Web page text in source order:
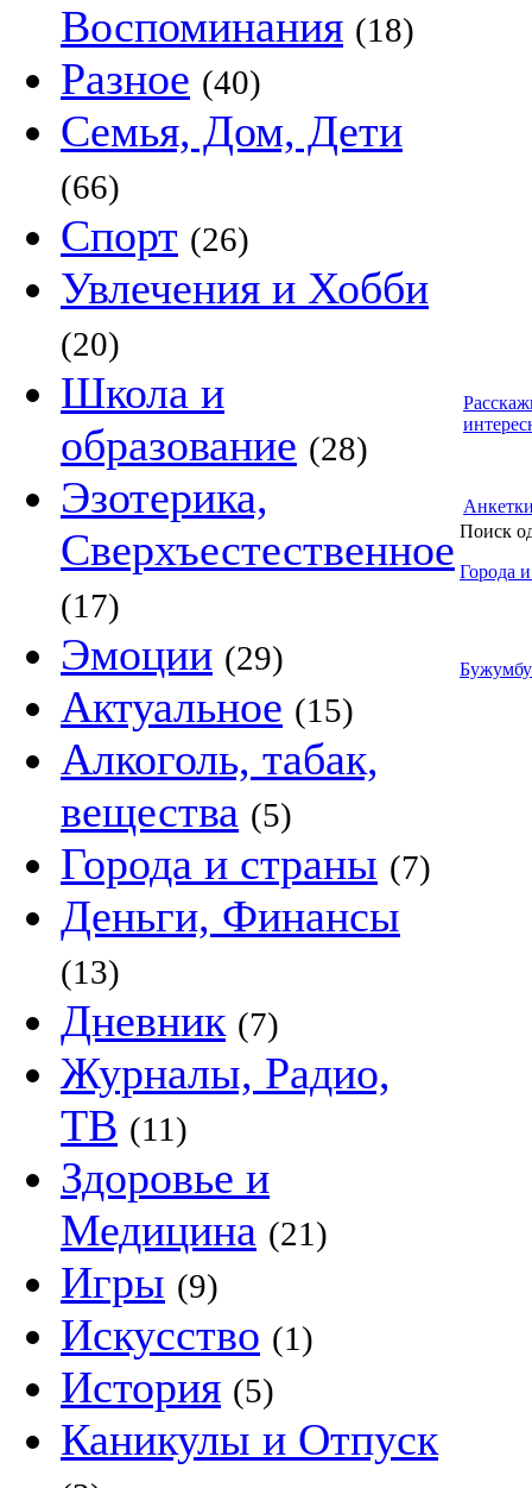
Воспоминания (18)
Разное (40)
Семья, Дом, Дети
(66)
Спорт (26)
Увлечения и Хобби
(20)
Школа и
образование (28)
Эзотерика,
Сверхъестественное
(17)
Эмоции (29)
Актуальное (15)
Алкоголь, табак,
вещества (5)
Города и страны (7)
Деньги, Финансы
(13)
Дневник (7)
Журналы, Радио,
ТВ (11)
Здоровье и
Медицина (21)
Игры (9)
Искусство (1)
История (5)
Каникулы и Отпуск
Поиск
Города